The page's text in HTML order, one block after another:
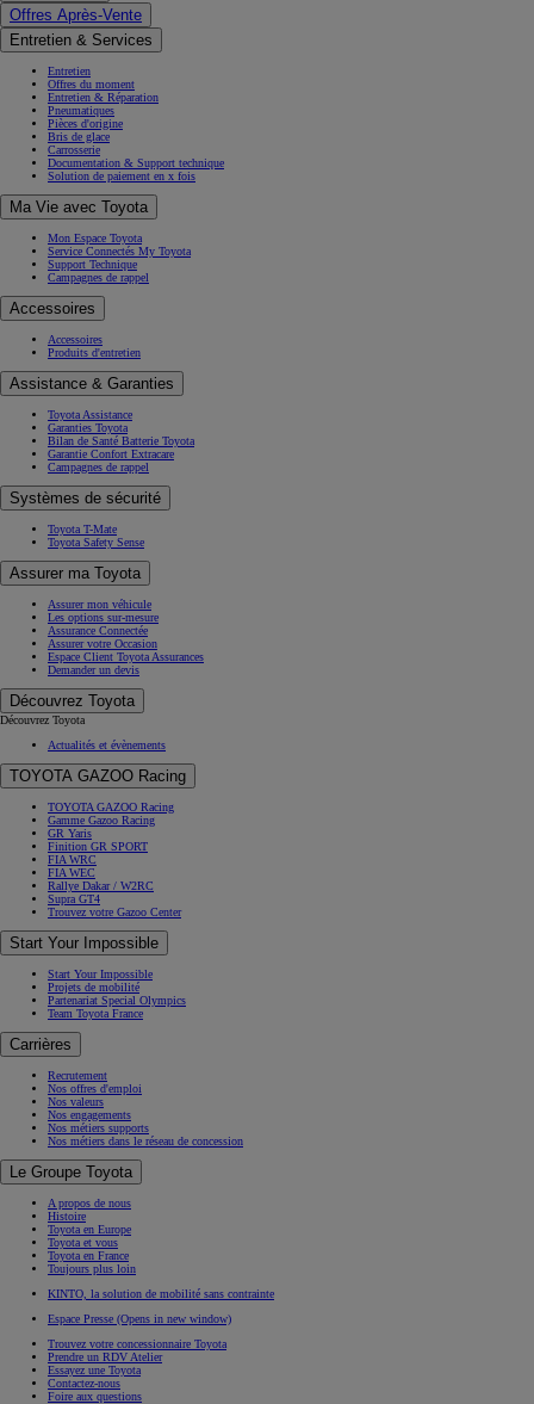
Offres Après-Vente
Entretien & Services
Entretien
Offres du moment
Entretien & Réparation
Pneumatiques
Pièces d'origine
Bris de glace
Carrosserie
Documentation & Support technique
Solution de paiement en x fois
Ma Vie avec Toyota
Mon Espace Toyota
Service Connectés My Toyota
Support Technique
Campagnes de rappel
Accessoires
Accessoires
Produits d'entretien
Assistance & Garanties
Toyota Assistance
Garanties Toyota
Bilan de Santé Batterie Toyota
Garantie Confort Extracare
Campagnes de rappel
Systèmes de sécurité
Toyota T-Mate
Toyota Safety Sense
Assurer ma Toyota
Assurer mon véhicule
Les options sur-mesure
Assurance Connectée
Assurer votre Occasion
Espace Client Toyota Assurances
Demander un devis
Découvrez Toyota
Découvrez Toyota
Actualités et évènements
TOYOTA GAZOO Racing
TOYOTA GAZOO Racing
Gamme Gazoo Racing
GR Yaris
Finition GR SPORT
FIA WRC
FIA WEC
Rallye Dakar / W2RC
Supra GT4
Trouvez votre Gazoo Center
Start Your Impossible
Start Your Impossible
Projets de mobilité
Partenariat Special Olympics
Team Toyota France
Carrières
Recrutement
Nos offres d'emploi
Nos valeurs
Nos engagements
Nos métiers supports
Nos métiers dans le réseau de concession
Le Groupe Toyota
A propos de nous
Histoire
Toyota en Europe
Toyota et vous
Toyota en France
Toujours plus loin
KINTO, la solution de mobilité sans contrainte
Espace Presse (Opens in new window)
Trouvez votre concessionnaire Toyota
Prendre un RDV Atelier
Essayez une Toyota
Contactez-nous
Foire aux questions